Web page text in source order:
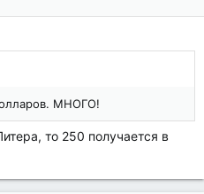
МНОГО!
то 250 получается в